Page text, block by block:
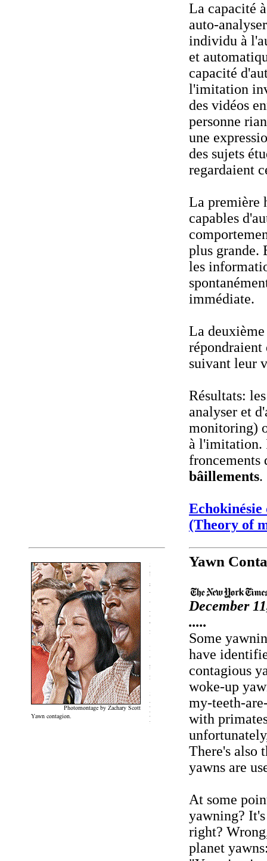
La capacité
auto-
individu à
et
capacité
l'imitation
des vidéos
personne
une
des sujets
regardaient
La première
capables
plus grande.
les
immédiate.
La
répondraient
suivant leur
Résultats:
analyser et
monitoring)
à l'imitation.
froncements
bâillements.
(Theory of
Yawn
December
.....
Some
have
contagious
woke-up
my-teeth-
with
There's also
yawns are
At some
yawning?
right?
planet